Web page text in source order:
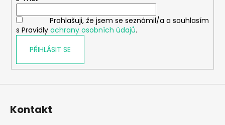
Prohlašuji, že jsem se seznámil/a a souhlasím
s Pravidly ochrany osobních údajů.
PŘIHLÁSIT SE
Kontakt